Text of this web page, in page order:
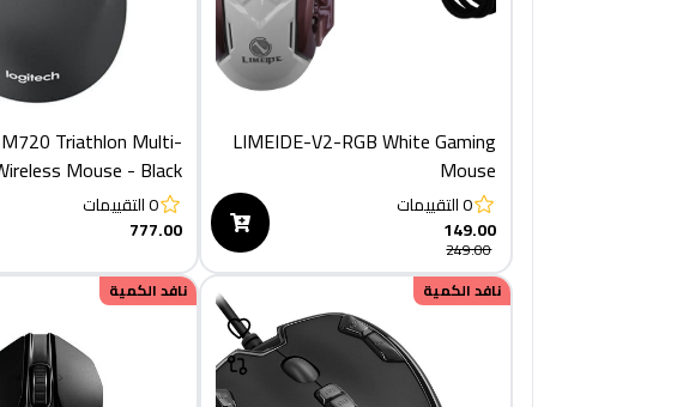
LIMEIDE-V2-RGB White Gaming
Mouse
0التقييمات
149.00
249.00
Triathlon Multi-
Mouse - Black
0التقييمات
777.00
نافد الكمية نافد الكمية